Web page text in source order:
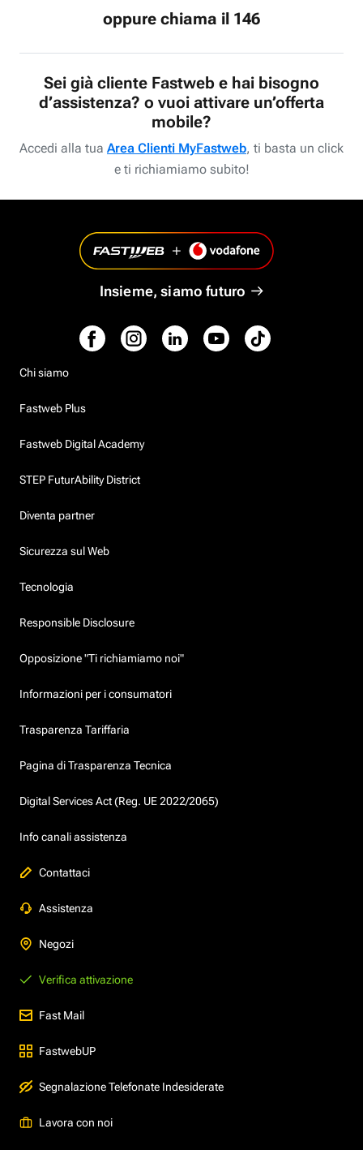
oppure chiama il 146
Sei già cliente Fastweb e hai bisogno
d’assistenza? o vuoi attivare un’offerta
mobile?
Accedi alla tua Area Clienti MyFastweb, ti basta un click
e ti richiamiamo subito!
Insieme, siamo futuro
Chi siamo
Fastweb Plus
Fastweb Digital Academy
STEP FuturAbility District
Diventa partner
Sicurezza sul Web
Tecnologia
Responsible Disclosure
Opposizione "Ti richiamiamo noi"
Informazioni per i consumatori
Trasparenza Tariffaria
Pagina di Trasparenza Tecnica
Digital Services Act (Reg. UE 2022/2065)
Info canali assistenza
Contattaci
Assistenza
Negozi
Verifica attivazione
Fast Mail
FastwebUP
Segnalazione Telefonate Indesiderate
Lavora con noi